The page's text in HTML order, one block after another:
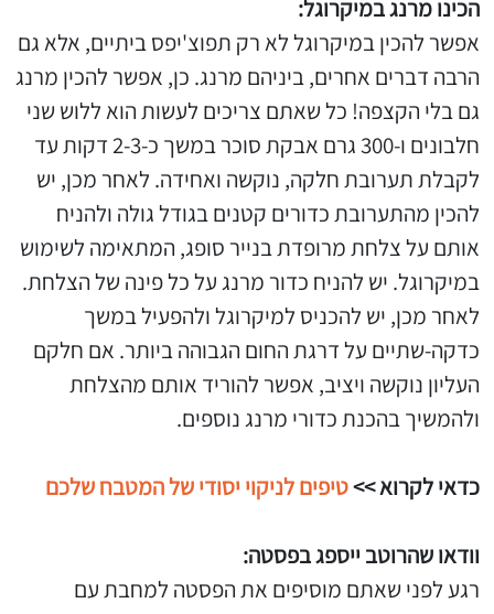
הכינו מרנג במיקרוגל:
אפשר להכין במיקרוגל לא רק תפוצ'יפס ביתיים, אלא גם
הרבה דברים אחרים, ביניהם מרנג. כן, אפשר להכין מרנג
גם בלי הקצפה! כל שאתם צריכים לעשות הוא ללוש שני
חלבונים ו-300 גרם אבקת סוכר במשך כ-2-3 דקות עד
לקבלת תערובת חלקה, נוקשה ואחידה. לאחר מכן, יש
להכין מהתערובת כדורים קטנים בגודל גולה ולהניח
אותם על צלחת מרופדת בנייר סופג, המתאימה לשימוש
במיקרוגל. יש להניח כדור מרנג על כל פינה של הצלחת.
לאחר מכן, יש להכניס למיקרוגל ולהפעיל במשך
כדקה-שתיים על דרגת החום הגבוהה ביותר. אם חלקם
העליון נוקשה ויציב, אפשר להוריד אותם מהצלחת
ולהמשיך בהכנת כדורי מרנג נוספים.
כדאי לקרוא >>טיפים לניקוי יסודי של המטבח שלכם
וודאו שהרוטב ייספג בפסטה:
רגע לפני שאתם מוסיפים את הפסטה למחבת עם